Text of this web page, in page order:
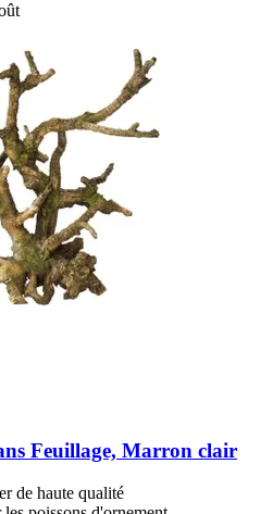
Feuillage, Marron clair
de haute qualité